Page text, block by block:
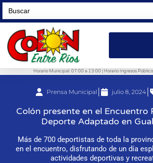
Search
for:
Horario Municipal: 07:00 a 13:00 | Horario Ingresos
Prensa Municipal julio 8, 2024
Colón presente en el Encuentro
Deporte Adaptado en
Más de 700 deportistas de toda la
en el encuentro, disfrutando de un día
actividades deportivas y